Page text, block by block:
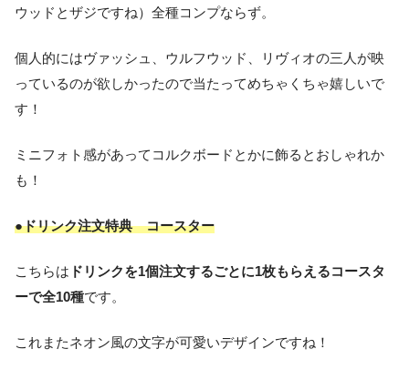
ウッドとザジですね）全種コンプならず。
個人的にはヴァッシュ、ウルフウッド、リヴィオの三人が映
っているのが欲しかったので当たってめちゃくちゃ嬉しいで
す！
ミニフォト感があってコルクボードとかに飾るとおしゃれか
も！
●ドリンク注文特典 コースター
こちらは ドリンクを1個注文するごとに1枚もらえるコースタ
ーで全10種です。
これまたネオン風の文字が可愛いデザインですね！